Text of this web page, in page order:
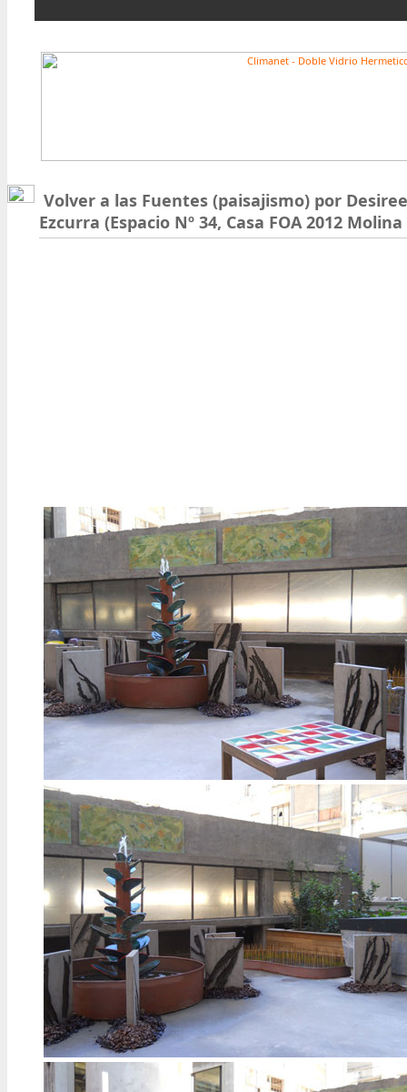
Volver a las Fuentes (paisajismo) por
Ezcurra (Espacio Nº 34, Casa FOA 2012